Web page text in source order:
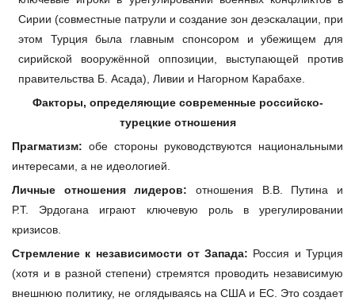
Сирии (совместные патрули и создание зон деэскалации, при
этом Турция была главным спонсором и убежищем для
сирийской вооружённой оппозиции, выступающей против
правительства Б. Асада), Ливии и Нагорном Карабахе.
Факторы, определяющие современные российско-
турецкие отношения
Прагматизм: обе стороны руководствуются национальными
интересами, а не идеологией.
Личные отношения лидеров: отношения В.В. Путина и
Р.Т. Эрдогана играют ключевую роль в урегулировании
кризисов.
Стремление к независимости от Запада: Россия и Турция
(хотя и в разной степени) стремятся проводить независимую
внешнюю политику, не оглядываясь на США и ЕС. Это создает